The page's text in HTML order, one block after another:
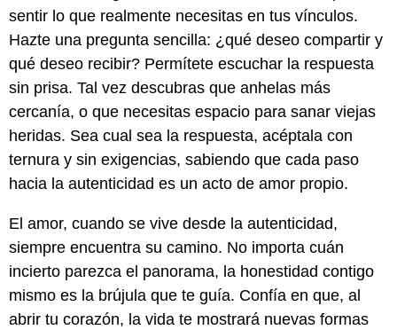
sentir lo que realmente necesitas en tus vínculos.
Hazte una pregunta sencilla: ¿qué deseo compartir y
qué deseo recibir? Permítete escuchar la respuesta
sin prisa. Tal vez descubras que anhelas más
cercanía, o que necesitas espacio para sanar viejas
heridas. Sea cual sea la respuesta, acéptala con
ternura y sin exigencias, sabiendo que cada paso
hacia la autenticidad es un acto de amor propio.
El amor, cuando se vive desde la autenticidad,
siempre encuentra su camino. No importa cuán
incierto parezca el panorama, la honestidad contigo
mismo es la brújula que te guía. Confía en que, al
abrir tu corazón, la vida te mostrará nuevas formas